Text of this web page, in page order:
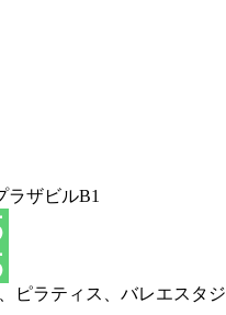
ザビルB1
ピラティス、バレエスタジ